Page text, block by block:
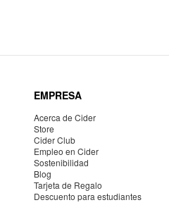
EMPRESA
Acerca de Cider
Store
Cider Club
Empleo en Cider
Sostenibilidad
Blog
Tarjeta de Regalo
Descuento para estudiantes